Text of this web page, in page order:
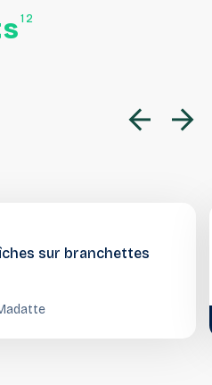
12
sur branchettes